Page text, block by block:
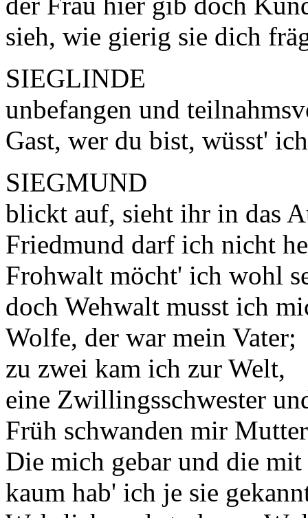
sieh, wie gierig sie dich
SIEGLINDE
unbefangen und
Gast, wer du bist, wüsst'
SIEGMUND
blickt auf, sieht ihr in das
Friedmund darf ich nicht
Frohwalt möcht' ich wohl
doch Wehwalt musst ich
Wolfe, der war mein Vater;
zu zwei kam ich zur Welt,
eine Zwillingsschwester
Früh schwanden mir
Die mich gebar und die
kaum hab' ich je sie